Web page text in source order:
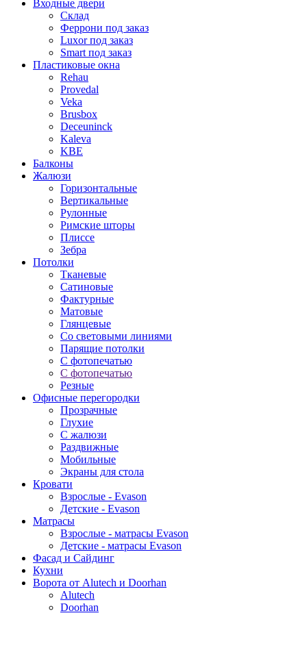
Входные двери
Склад
Феррони под заказ
Luxor под заказ
Smart под заказ
Пластиковые окна
Rehau
Provedal
Veka
Brusbox
Deceuninck
Kaleva
KBE
Балконы
Жалюзи
Горизонтальные
Вертикальные
Рулонные
Римские шторы
Плиссе
Зебра
Потолки
Тканевые
Сатиновые
Фактурные
Матовые
Глянцевые
Со световыми линиями
Парящие потолки
С фотопечатью
С фотопечатью
Резные
Офисные перегородки
Прозрачные
Глухие
С жалюзи
Раздвижные
Мобильные
Экраны для стола
Кровати
Взрослые - Evason
Детские - Evason
Матрасы
Взрослые - матрасы Evason
Детские - матрасы Evason
Фасад и Сайдинг
Кухни
Ворота от Alutech и Doorhan
Alutech
Doorhan